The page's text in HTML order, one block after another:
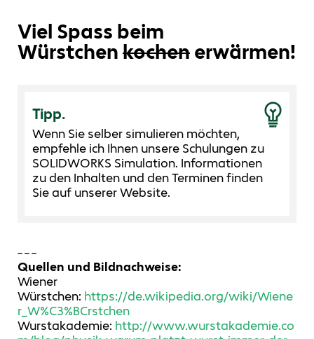
Viel Spass beim
Würstchenkochenerwärmen!
Tipp.
Wenn Sie selber simulieren möchten,
empfehle ich Ihnen unsere Schulungen zu
SOLIDWORKS Simulation. Informationen
zu den Inhalten und den Terminen finden
Sie auf unserer Website.
– – –
Quellen und Bildnachweise:
Wiener
Würstchen: https://de.wikipedia.org/wiki/Wiene
r_W%C3%BCrstchen
Wurstakademie: http://www.wurstakademie.co